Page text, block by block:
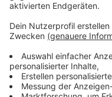
Weitere Infos und
Anzeige
Was die